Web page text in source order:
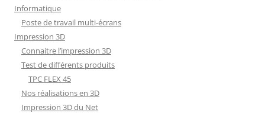
Informatique
Poste de travail multi-écrans
Impression 3D
Connaitre l’impression 3D
Test de différents produits
TPC FLEX 45
Nos réalisations en 3D
Impression 3D du Net